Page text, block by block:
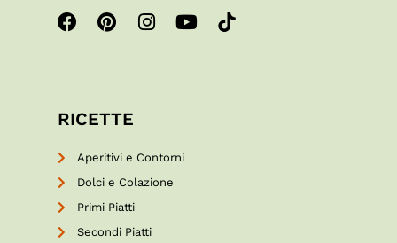
RICETTE
Aperitivi e Contorni
Dolci e Colazione
Primi Piatti
Secondi Piatti